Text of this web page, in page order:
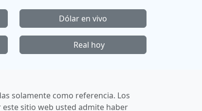
Dólar en vivo
Real hoy
solamente como referencia. Los
sitio web usted admite haber